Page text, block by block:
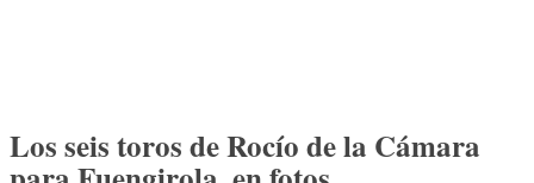
Los seis toros de Rocío de la Cámara